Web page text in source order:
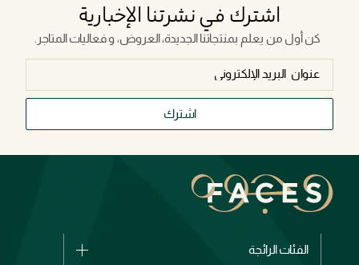
اشترك في نشرتنا الإخبارية
كن أول من يعلم بمنتجاتنا الجديدة، العروض، و فعاليات المتاجر.
اشترك
الفئات الرائجة